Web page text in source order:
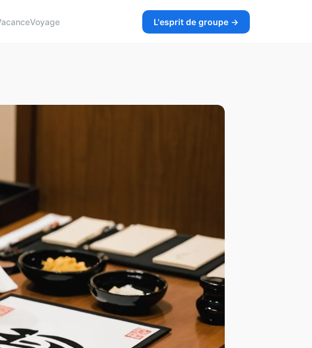
Voyage L'esprit de groupe →